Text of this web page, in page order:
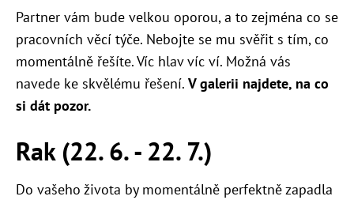
Partner vám bude velkou oporou, a to zejména co se
pracovních věcí týče. Nebojte se mu svěřit s tím, co
momentálně řešíte. Víc hlav víc ví. Možná vás
navede ke skvělému řešení. V galerii najdete, na co
si dát pozor.
Rak (22. 6. - 22. 7.)
Do vašeho života by momentálně perfektně zapadla